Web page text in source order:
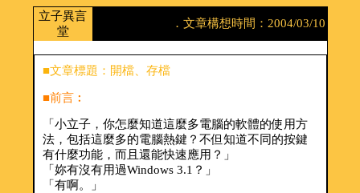
立子異言
堂
．文章構想時間：2004/03/10
■文章標題：開檔、存檔
■前言︰
「小立子，你怎麼知道這麼多電腦的軟體的使用方
法，包括這麼多的電腦熱鍵？不但知道不同的按鍵
有什麼功能，而且還能快速應用？」
「妳有沒有用過Windows 3.1？」
「有啊。」